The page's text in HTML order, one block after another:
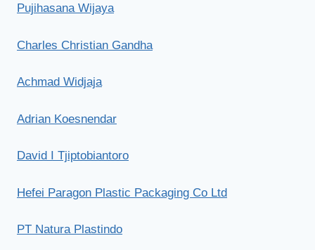
Pujihasana Wijaya
Charles Christian Gandha
Achmad Widjaja
Adrian Koesnendar
David I Tjiptobiantoro
Hefei Paragon Plastic Packaging Co Ltd
PT Natura Plastindo